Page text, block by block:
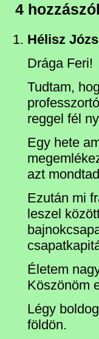
4
Hélisz
Drága Feri!
Tudtam,
reggel fél
Egy hete
azt
Ezután mi
leszel
Életem
Köszönöm
Légy
földön.